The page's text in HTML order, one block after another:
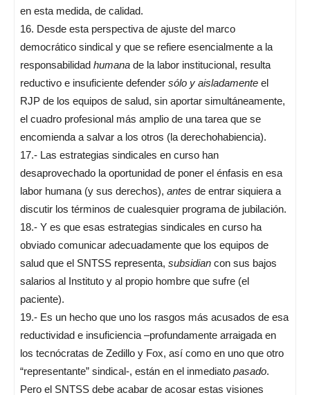
en esta medida, de calidad.
16. Desde esta perspectiva de ajuste del marco
democrático sindical y que se refiere esencialmente a la
responsabilidad humana de la labor institucional, resulta
reductivo e insuficiente defender sólo y aisladamente el
RJP de los equipos de salud, sin aportar simultáneamente,
el cuadro profesional más amplio de una tarea que se
encomienda a salvar a los otros (la derechohabiencia).
17.- Las estrategias sindicales en curso han
desaprovechado la oportunidad de poner el énfasis en esa
labor humana (y sus derechos), antes de entrar siquiera a
discutir los términos de cualesquier programa de jubilación.
18.- Y es que esas estrategias sindicales en curso ha
obviado comunicar adecuadamente que los equipos de
salud que el SNTSS representa, subsidian con sus bajos
salarios al Instituto y al propio hombre que sufre (el
paciente).
19.- Es un hecho que uno los rasgos más acusados de esa
reductividad e insuficiencia –profundamente arraigada en
los tecnócratas de Zedillo y Fox, así como en uno que otro
“representante” sindical-, están en el inmediato pasado.
Pero el SNTSS debe acabar de acosar estas visiones